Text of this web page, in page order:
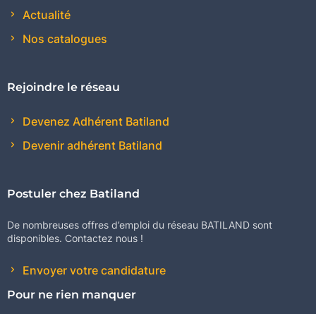
Actualité
Nos catalogues
Rejoindre le réseau
Devenez Adhérent Batiland
Devenir adhérent Batiland
Postuler chez Batiland
De nombreuses offres d’emploi du réseau BATILAND sont
disponibles. Contactez nous !
Envoyer votre candidature
Pour ne rien manquer